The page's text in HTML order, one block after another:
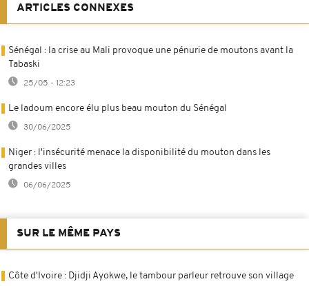
ARTICLES CONNEXES
Sénégal : la crise au Mali provoque une pénurie de moutons avant la
Tabaski
25/05 - 12:23
Le ladoum encore élu plus beau mouton du Sénégal
30/06/2025
Niger : l'insécurité menace la disponibilité du mouton dans les
grandes villes
06/06/2025
SUR LE MÊME PAYS
Côte d'Ivoire : Djidji Ayokwe, le tambour parleur retrouve son village